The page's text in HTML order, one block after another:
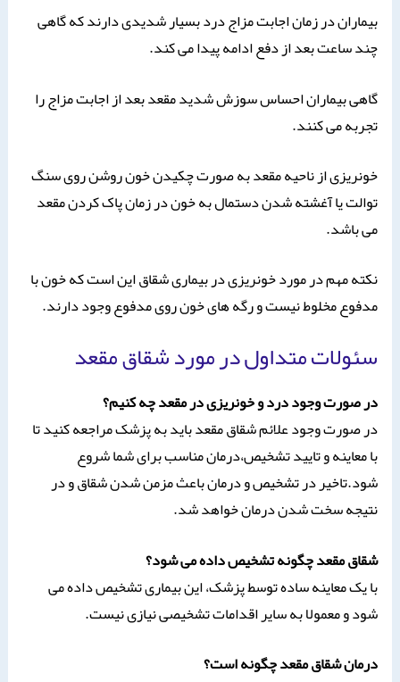
بیماران در زمان اجابت مزاج درد بسیار شدیدی دارند که گاهی
چند ساعت بعد از دفع ادامه پیدا می کند.
گاهی بیماران احساس سوزش شدید مقعد بعد از اجابت مزاج را
تجربه می کنند.
خونریزی از ناحیه مقعد به صورت چکیدن خون روشن روی سنگ
توالت یا آغشته شدن دستمال به خون در زمان پاک کردن مقعد
می باشد.
نکته مهم در مورد خونریزی در بیماری شقاق این است که خون با
مدفوع مخلوط نیست و رگه های خون روی مدفوع وجود دارند.
سئولات متداول در مورد شقاق مقعد
در صورت وجود درد و خونریزی در مقعد چه کنیم؟
در صورت وجود علائم شقاق مقعد باید به پزشک مراجعه کنید تا
با معاینه و تایید تشخیص،درمان مناسب برای شما شروع
شود.تاخیر در تشخیص و درمان باعث مزمن شدن شقاق و در
نتیجه سخت شدن درمان خواهد شد.
شقاق مقعد چگونه تشخیص داده می شود؟
با یک معاینه ساده توسط پزشک، این بیماری تشخیص داده می
شود و معمولا به سایر اقدامات تشخیصی نیازی نیست.
درمان شقاق مقعد چگونه است؟